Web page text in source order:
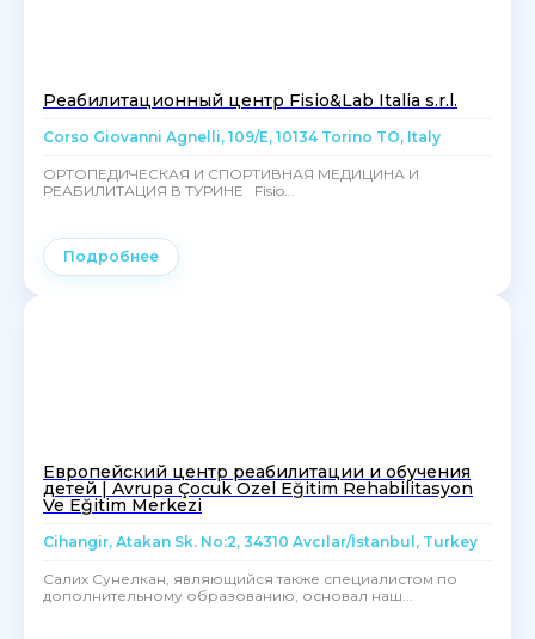
Реабилитационный центр Fisio&Lab Italia s.r.l.
Corso Giovanni Agnelli, 109/E, 10134 Torino TO, Italy
ОРТОПЕДИЧЕСКАЯ И СПОРТИВНАЯ МЕДИЦИНА И
РЕАБИЛИТАЦИЯ В ТУРИНЕ Fisio...
Подробнее
Европейский центр реабилитации и обучения
детей | Avrupa Çocuk Özel Eğitim Rehabilitasyon
Ve Eğitim Merkezi
Cihangir, Atakan Sk. No:2, 34310 Avcılar/İstanbul, Turkey
Салих Сунелкан, являющийся также специалистом по
дополнительному образованию, основал наш...